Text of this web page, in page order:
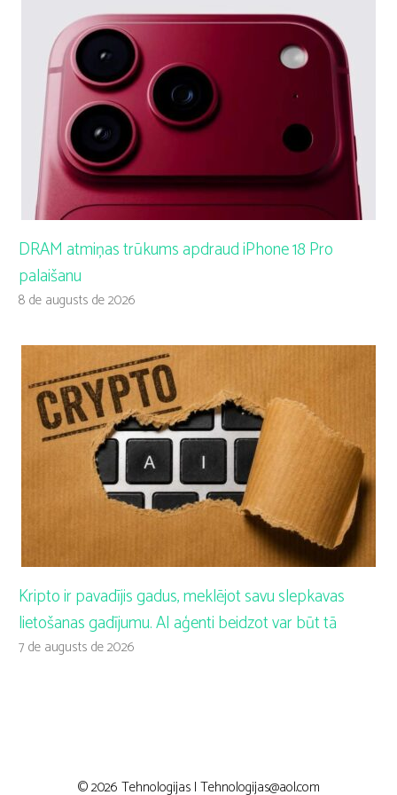
DRAM atmiņas trūkums apdraud iPhone 18 Pro
palaišanu
8 de augusts de 2026
Kripto ir pavadījis gadus, meklējot savu slepkavas
lietošanas gadījumu. AI aģenti beidzot var būt tā
7 de augusts de 2026
© 2026 Tehnologijas | Tehnologijas@aol.com